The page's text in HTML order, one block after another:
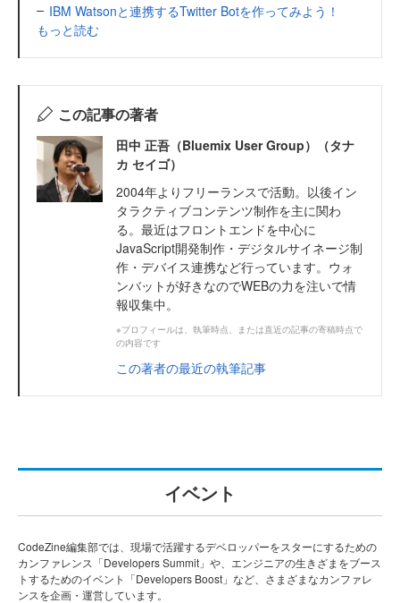
IBM Watsonと連携するTwitter Botを作ってみよう！
もっと読む
この記事の著者
田中 正吾（Bluemix User Group）（タナ
カ セイゴ）
2004年よりフリーランスで活動。以後イン
タラクティブコンテンツ制作を主に関わ
る。最近はフロントエンドを中心に
JavaScript開発制作・デジタルサイネージ制
作・デバイス連携など行っています。ウォ
ンバットが好きなのでWEBの力を注いで情
報収集中。
※プロフィールは、執筆時点、または直近の記事の寄稿時点で
の内容です
この著者の最近の執筆記事
イベント
CodeZine編集部では、現場で活躍するデベロッパーをスターにするための
カンファレンス「Developers Summit」や、エンジニアの生きざまをブース
トするためのイベント「Developers Boost」など、さまざまなカンファレ
ンスを企画・運営しています。